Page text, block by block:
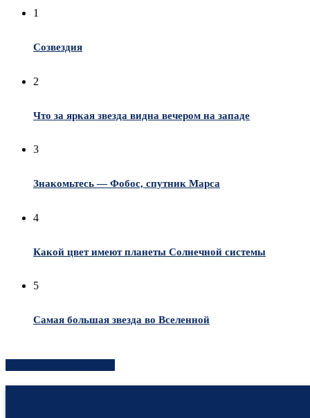
1
Созвездия
2
Что за яркая звезда видна вечером на западе
3
Знакомьтесь — Фобос, спутник Марса
4
Какой цвет имеют планеты Солнечной системы
5
Самая большая звезда во Вселенной